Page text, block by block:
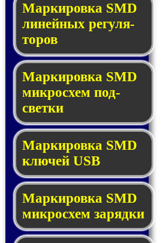
Маркировка SMD
ли­ней­ных ре­гу­ля­
то­ров
Маркировка SMD
мик­ро­схем под­
свет­ки
Маркировка SMD
клю­чей USB
Маркировка SMD
мик­рос­хем за­ряд­ки